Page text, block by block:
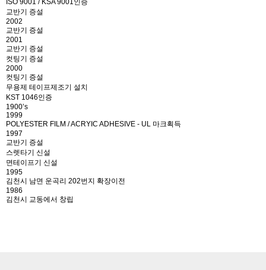
ISO 9001 / KSA 9001인증
교반기 증설
2002
교반기 증설
2001
교반기 증설
컷팅기 증설
2000
컷팅기 증설
무용제 테이프제조기 설치
KST 1046인증
1900’s
1999
POLYESTER FILM / ACRYIC ADHESIVE - UL 마크획득
1997
교반기 증설
스렛타기 신설
면테이프기 신설
1995
김천시 남면 운곡리 202번지 확장이전
1986
김천시 교동에서 창립